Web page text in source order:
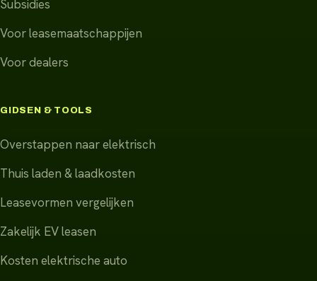
Subsidies
Voor leasemaatschappijen
Voor dealers
GIDSEN & TOOLS
Overstappen naar elektrisch
Thuis laden & laadkosten
Leasevormen vergelijken
Zakelijk EV leasen
Kosten elektrische auto